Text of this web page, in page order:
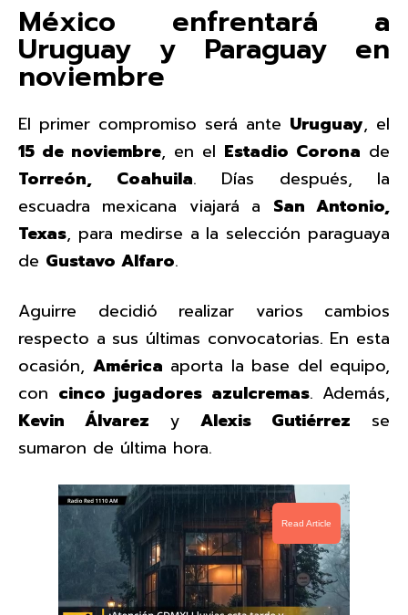
México enfrentará a
Uruguay y Paraguay en
noviembre
El primer compromiso será ante Uruguay, el
15 de noviembre, en el Estadio Corona de
Torreón, Coahuila. Días después, la
escuadra mexicana viajará a San Antonio,
Texas, para medirse a la selección paraguaya
de Gustavo Alfaro.
Aguirre decidió realizar varios cambios
respecto a sus últimas convocatorias. En esta
ocasión, América aporta la base del equipo,
con cinco jugadores azulcremas. Además,
Kevin Álvarez yAlexis Gutiérrez se
sumaron de última hora.
Read Article